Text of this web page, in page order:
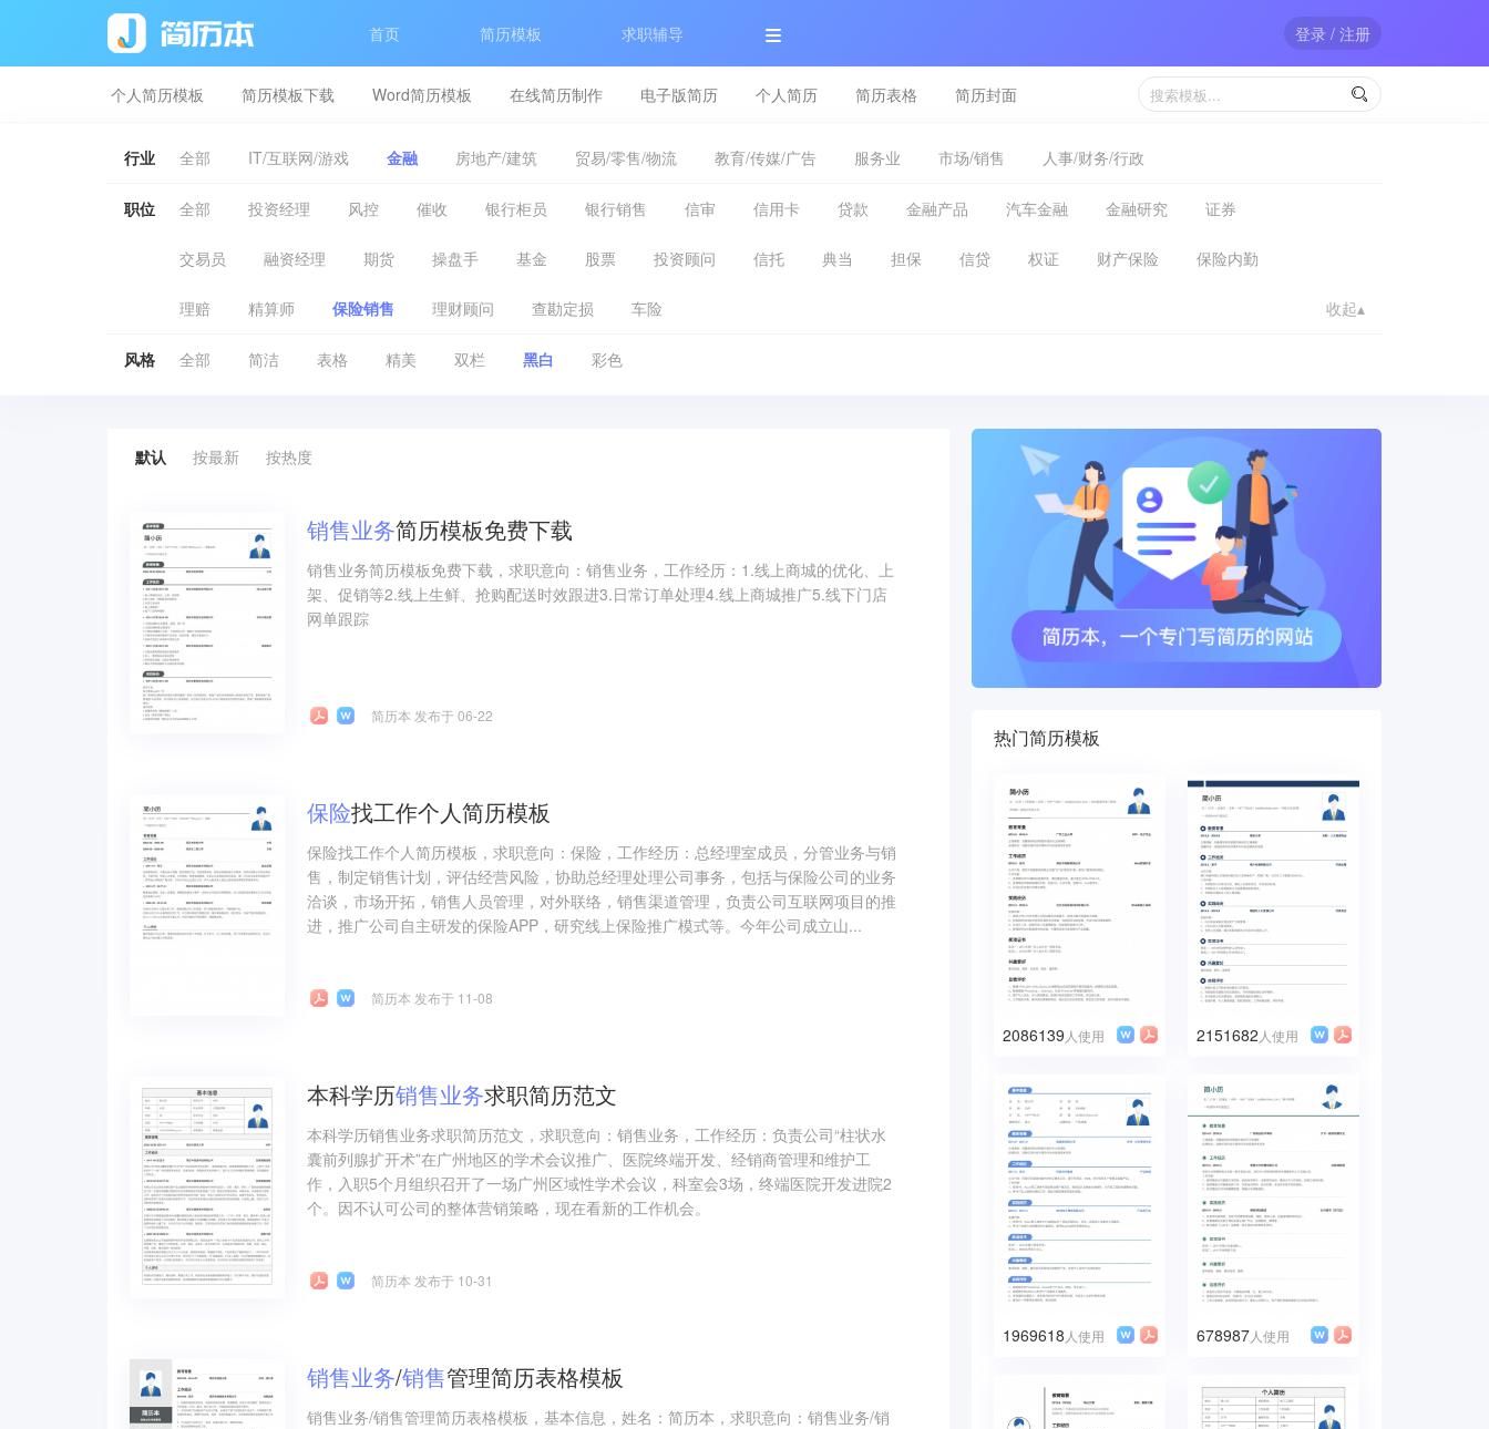
首页 简历模板 求职辅导 登录 / 注册
个人简历模板 简历模板下载 Word简历模板 在线简历制作 电子版简历 个人简历 简历表格 简历封面 
行业 全部 IT/互联网/游戏 金融 房地产/建筑 贸易/零售/物流 教育/传媒/广告 服务业 市场/销售 人事/财务/行政
职位 全部 投资经理 风控 催收 银行柜员 银行销售 信审 信用卡 贷款 金融产品 汽车金融 金融研究 证券
交易员 融资经理 期货 操盘手 基金 股票 投资顾问 信托 典当 担保 信贷 权证 财产保险 保险内勤
理赔 精算师 保险销售 理财顾问 查勘定损 车险 收起▴
风格 全部 简洁 表格 精美 双栏 黑白 彩色
默认 按最新 按热度
销售业务简历模板免费下载
销售业务简历模板免费下载，求职意向：销售业务，工作经历：1.线上商城的优化、上
架、促销等2.线上生鲜、抢购配送时效跟进3.日常订单处理4.线上商城推广5.线下门店
网单跟踪
简历本 发布于 06-22
保险找工作个人简历模板
保险找工作个人简历模板，求职意向：保险，工作经历：总经理室成员，分管业务与销
售，制定销售计划，评估经营风险，协助总经理处理公司事务，包括与保险公司的业务
洽谈，市场开拓，销售人员管理，对外联络，销售渠道管理，负责公司互联网项目的推
进，推广公司自主研发的保险APP，研究线上保险推广模式等。今年公司成立山...
简历本 发布于 11-08
本科学历销售业务求职简历范文
本科学历销售业务求职简历范文，求职意向：销售业务，工作经历：负责公司“柱状水
囊前列腺扩开术”在广州地区的学术会议推广、医院终端开发、经销商管理和维护工
作，入职5个月组织召开了一场广州区域性学术会议，科室会3场，终端医院开发进院2
个。因不认可公司的整体营销策略，现在看新的工作机会。
简历本 发布于 10-31
销售业务/销售管理简历表格模板
销售业务/销售管理简历表格模板，基本信息，姓名：简历本，求职意向：销售业务/销
热门简历模板
2086139 人使用 2151682 人使用
1969618 人使用 678987人使用